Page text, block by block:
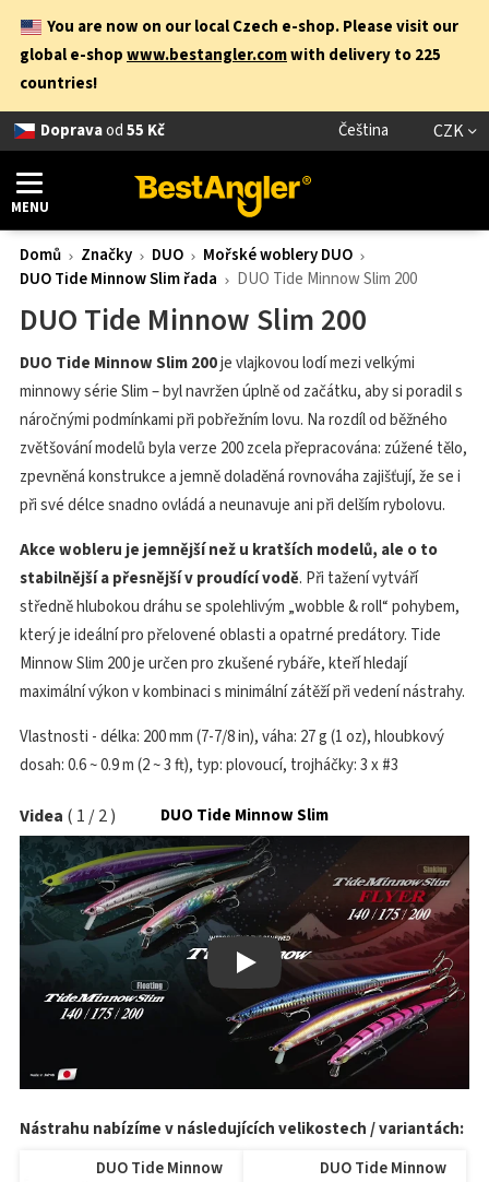
You are now on our local Czech e-shop. Please visit our
global e-shopwww.bestangler.comwith delivery to 225
countries!
Dopravaod55 Kč Čeština CZK
MENU
Domů Značky DUO
Mořské woblery DUO
DUO Tide Minnow Slim řada
DUO Tide Minnow Slim 200
Videa ( 1 /2) DUO Tide Minnow Slim
Play
DUO Tide Minnow Slim 200
DUO Tide Minnow Slim 200je vlajkovou lodí mezi velkými
minnowy série Slim – byl navržen úplně od začátku, aby si poradil s
náročnými podmínkami při pobřežním lovu. Na rozdíl od běžného
zvětšování modelů byla verze 200 zcela přepracována: zúžené tělo,
zpevněná konstrukce a jemně doladěná rovnováha zajišťují, že se i
při své délce snadno ovládá a neunavuje ani při delším rybolovu.
Akce wobleru je jemnější než u kratších modelů, ale o to
stabilnější a přesnější v proudící vodě. Při tažení vytváří
středně hlubokou dráhu se spolehlivým „wobble & roll“ pohybem,
který je ideální pro přelovené oblasti a opatrné predátory. Tide
Minnow Slim 200 je určen pro zkušené rybáře, kteří hledají
maximální výkon v kombinaci s minimální zátěží při vedení nástrahy.
Vlastnosti - délka: 200 mm (7-7/8 in), váha: 27 g (1 oz), hloubkový
dosah: 0.6 ~ 0.9 m (2 ~ 3 ft), typ: plovoucí, trojháčky: 3 x #3
Nástrahu nabízíme v následujících velikostech / variantách:
DUO Tide Minnow
DUO Tide Minnow